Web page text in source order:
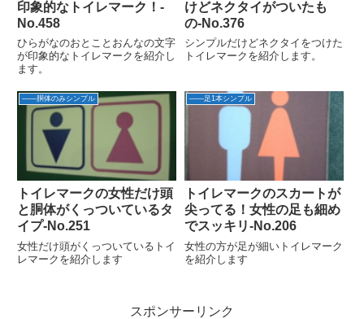
印象的なトイレマーク！‐
No.458
ひらがなのおとことおんなの文字
が印象的なトイレマークを紹介し
ます。
けどネクタイがついたも
の‐No.376
シンプルだけどネクタイをつけた
トイレマークを紹介します。
――胴体のみシンプル
トイレマークの女性だけ頭
と胴体がくっついているタ
イプ-No.251
女性だけ頭がくっついているトイ
レマークを紹介します
――足1本シンプル
トイレマークのスカートが
尖ってる！女性の足も細め
でスッキリ‐No.206
女性の方が足が細いトイレマーク
を紹介します
スポンサーリンク